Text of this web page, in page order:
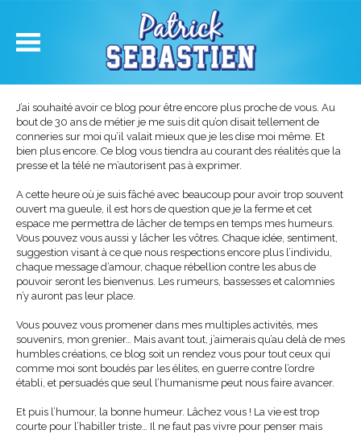
J’ai souhaité avoir ce blog pour être encore plus proche de vous. Au
bout de 30 ans de métier je me suis dit qu’on disait tellement de
conneries sur moi qu’il valait mieux que je les dise moi même. Et
bien plus encore. Ce blog vous tiendra au courant des réalités que la
presse et la télé ne m’autorisent pas à exprimer.
A cette heure où je suis fâché avec beaucoup pour avoir trop souvent
ouvert ma gueule, il est hors de question que je la ferme et cet
espace me permettra de lâcher de temps en temps mes humeurs.
Vous pouvez vous aussi y lâcher les vôtres. Chaque idée, sentiment,
suggestion visant à ce que nous respections encore plus l’individu,
chaque message d’amour, chaque rébellion contre les abus de
pouvoir seront les bienvenus. Les rumeurs, bassesses et calomnies
n’y auront pas leur place.
Vous pouvez vous promener dans mes multiples activités, mes
souvenirs, mon grenier… Mais avant tout, j’aimerais qu’au delà de mes
humbles créations, ce blog soit un rendez vous pour tout ceux qui
comme moi sont boudés par les élites, en guerre contre l’ordre
établi, et persuadés que seul l’humanisme peut nous faire avancer.
Et puis l’humour, la bonne humeur. Lâchez vous ! La vie est trop
courte pour l’habiller triste… Il ne faut pas vivre pour penser mais